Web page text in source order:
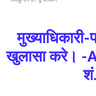
खुलासा करे। -